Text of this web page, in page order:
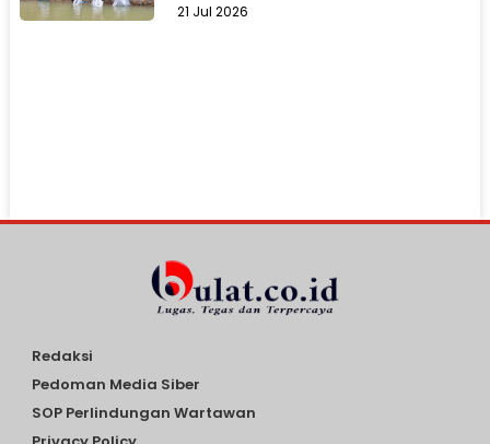
21 Jul 2026
Redaksi
Pedoman Media Siber
SOP Perlindungan Wartawan